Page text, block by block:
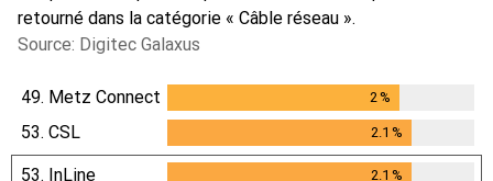
retourné dans la catégorie « Câble réseau ».
Source: Digitec Galaxus
49. Metz Connect 2 %
53. CSL 2.1 %
53. InLine 2.1 %